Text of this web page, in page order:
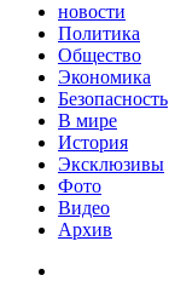
новости
Политика
Общество
Экономика
Безопасность
В мире
История
Эксклюзивы
Фото
Видео
Архив